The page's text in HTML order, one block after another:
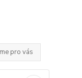
pro vás